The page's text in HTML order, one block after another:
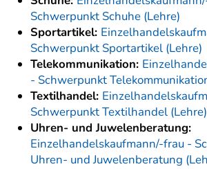
Schwerpunkt Schuhe (Lehre)
Sportartikel:
Schwerpunkt Sportartikel (Lehre)
Telekommunikation:
- Schwerpunkt
Textilhandel:
Schwerpunkt Textilhandel (Lehre)
Uhren- und Juwelenberatung:
Einzelhandelskaufmann/-frau -
Uhren- und Juwelenberatung